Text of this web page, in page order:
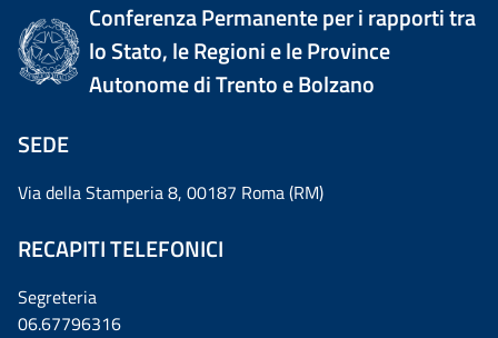
Conferenza Permanente per i rapporti tra
lo Stato, le Regioni e le Province
Autonome di Trento e Bolzano
SEDE
Via della Stamperia 8, 00187 Roma (RM)
RECAPITI TELEFONICI
Segreteria
06.67796316